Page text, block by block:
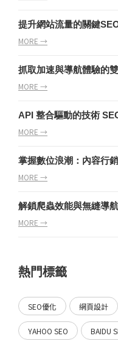
提升網站流量的關鍵
MORE →
抓取加速與導航體驗的
MORE →
API 整合驅動的技術
MORE →
掌握數位浪潮：內容行
MORE →
解鎖爬蟲效能與無縫導
MORE →
熱門標籤
SEO優化 網頁設計
YAHOO SEO BAIDU